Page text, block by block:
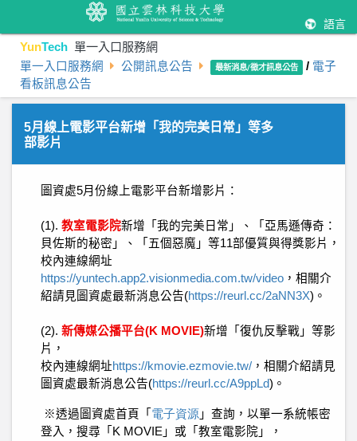
語言
YunTech 單一入口服務網
單一入口服務網 公開訊息公告 最新消息/徵才訊息公告 / 電子
看板訊息公告
5月線上電影平台新增「我的完美日常」等多
部影片
圖資處5月份線上電影平台新增影片：
(1). 教室電影院新增「我的完美日常」、「亞馬遜傳奇：
貝佐斯的秘密」、「五個惡魔」等11部優質與得獎影片，
校內連線網址
https://yuntech.app2.visionmedia.com.tw/video ，相關介
紹請見圖資處最新消息公告(https://reurl.cc/2aNN3X) 。
(2). 新傳媒公播平台(K MOVIE)新增「 復仇反擊戰 」等影
片，
校內連線網址https://kmovie.ezmovie.tw/ ，相關介紹請見
圖資處最新消息公告(https://reurl.cc/A9ppLd) 。
※透過圖資處首頁「 電子資源 」查詢，以單一系統帳密
登入，搜尋「 K MOVIE 」或「教室電影院」，